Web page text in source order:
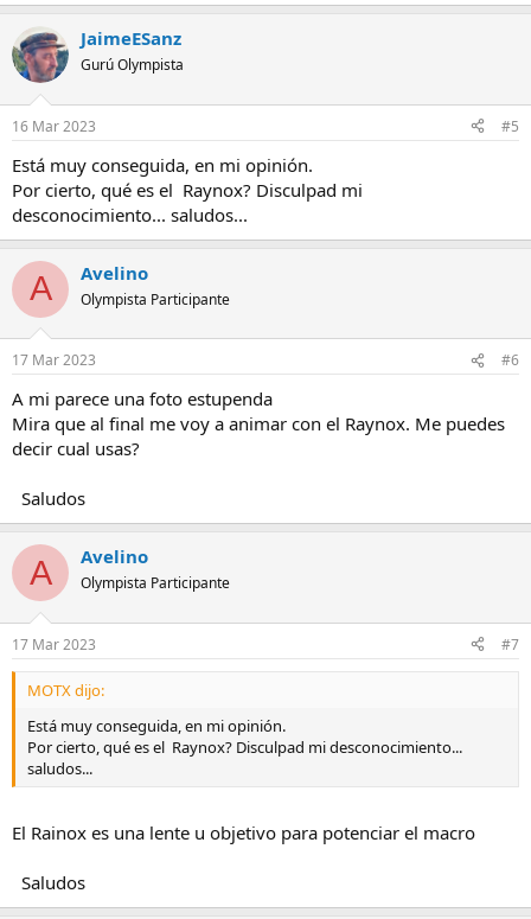
JaimeESanz
Gurú Olympista
16 Mar 2023 #5
Está muy conseguida, en mi opinión.
Por cierto, qué es el Raynox? Disculpad mi
desconocimiento... saludos...
A Avelino
Olympista Participante
17 Mar 2023 #6
A mi parece una foto estupenda
Mira que al final me voy a animar con el Raynox. Me puedes
decir cual usas?
Saludos
A Avelino
Olympista Participante
17 Mar 2023 #7
MOTX dijo:
Está muy conseguida, en mi opinión.
Por cierto, qué es el Raynox? Disculpad mi desconocimiento...
saludos...
El Rainox es una lente u objetivo para potenciar el macro
Saludos